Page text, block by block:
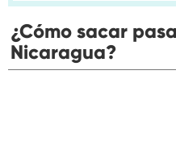
¿Cómo sacar
Nicaragua?